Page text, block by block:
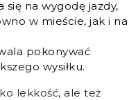
się na wygodę jazdy,
w mieście, jak i na
pokonywać
wysiłku.
lekkość, ale też